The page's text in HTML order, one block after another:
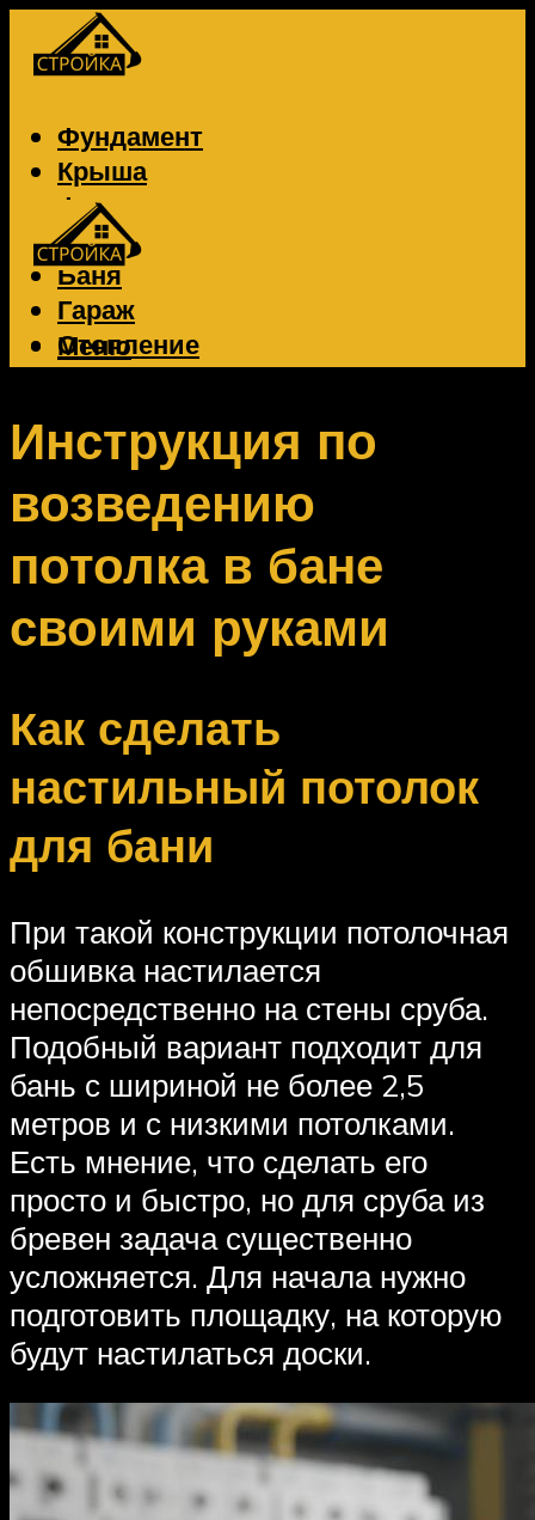
Фундамент
Крыша
Фасад
Забор
Баня
Гараж
Отопление
Вентиляция
Меню
Меню
Инструкция по
возведению
потолка в бане
своими руками
Как сделать
настильный потолок
для бани
При такой конструкции потолочная
обшивка настилается
непосредственно на стены сруба.
Подобный вариант подходит для
бань с шириной не более 2,5
метров и с низкими потолками.
Есть мнение, что сделать его
просто и быстро, но для сруба из
бревен задача существенно
усложняется. Для начала нужно
подготовить площадку, на которую
будут настилаться доски.